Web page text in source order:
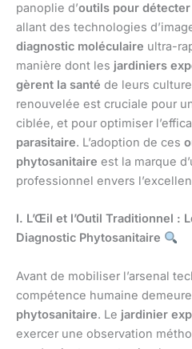
panoplie d’outils pour
allant des technologies
diagnostic moléculaire ultra-
manière dont les jardiniers
gèrent la santé de leurs
renouvelée est cruciale pour
ciblée, et pour optimiser
parasitaire. L’adoption de ces
phytosanitaire est la marque
professionnel envers
I. L’Œil et l’Outil Traditionnel :
Diagnostic Phytosanitaire
Avant de mobiliser l’arsenal
compétence humaine
phytosanitaire. Le jardinier
exercer une observation